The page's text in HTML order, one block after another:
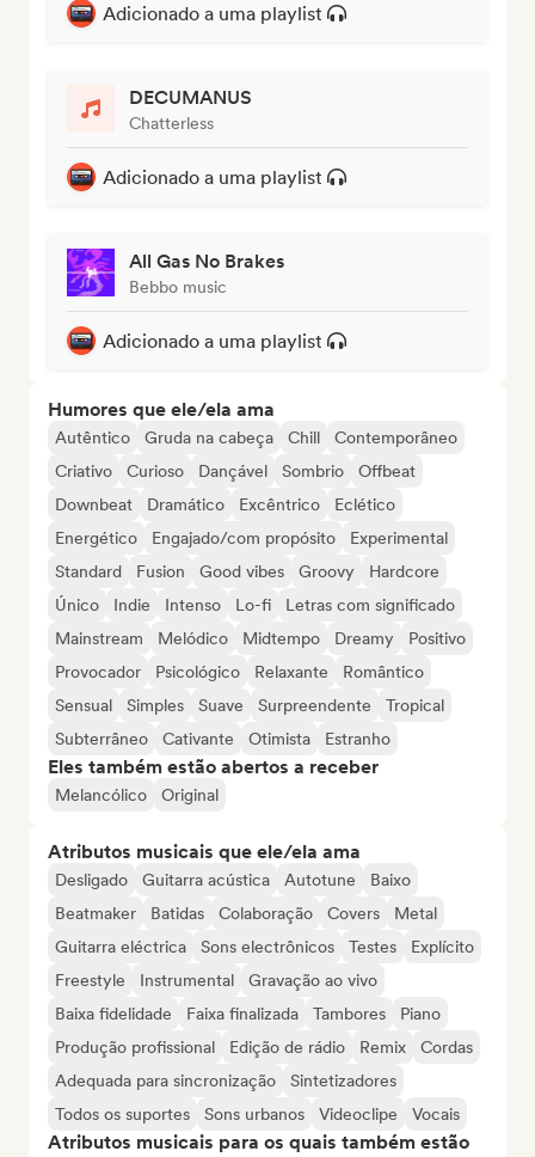
Adicionado a uma playlist
DECUMANUS
Chatterless
Adicionado a uma playlist
All Gas No Brakes
Bebbo music
Adicionado a uma playlist
Humores que ele/ela ama
Autêntico Gruda na cabeça Chill
Contemporâneo
Criativo
Curioso Dançável Sombrio
Offbeat
Downbeat
Dramático Excêntrico
Eclético
Energético
Engajado/com propósito
Experimental
Standard
Fusion Good vibes Groovy
Hardcore
Único
Indie Intenso Lo-fi
Letras com significado
Mainstream
Melódico Midtempo Dreamy
Positivo
Provocador
Psicológico Relaxante
Romântico
Sensual
Simples Suave Surpreendente
Tropical
Subterrâneo
Cativante Otimista Estranho
Eles também estão abertos a receber
Melancólico Original
Atributos musicais que ele/ela ama
Desligado Guitarra acústica Autotune
Baixo
Beatmaker
Batidas Colaboração Covers
Metal
Guitarra eléctrica
Sons electrônicos Testes
Explícito
Freestyle
Instrumental
Gravação ao vivo
Baixa fidelidade
Faixa finalizada Tambores
Piano
Produção profissional
Edição de rádio Remix
Cordas
Adequada para sincronização
Sintetizadores
Todos os suportes
Sons urbanos Videoclipe Vocais
Atributos musicais para os quais também estão